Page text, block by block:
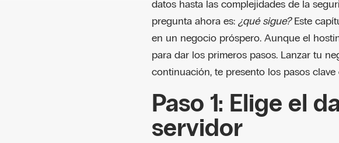
datos hasta las complejidades de la
pregunta ahora es: ¿qué sigue?Este
en un negocio próspero. Aunque el
para dar los primeros pasos. Lanzar tu
continuación, te presento los pasos
Paso 1: Elige el
servidor